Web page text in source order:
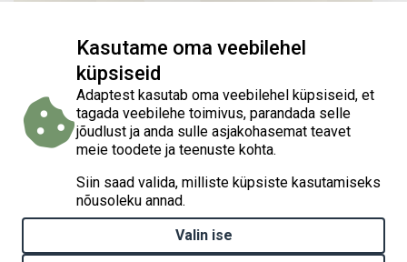
Kasutame oma veebilehel
küpsiseid
Adaptest kasutab oma veebilehel küpsiseid, et
tagada veebilehe toimivus, parandada selle
jõudlust ja anda sulle asjakohasemat teavet
meie toodete ja teenuste kohta.
Siin saad valida, milliste küpsiste kasutamiseks
nõusoleku annad.
Valin ise